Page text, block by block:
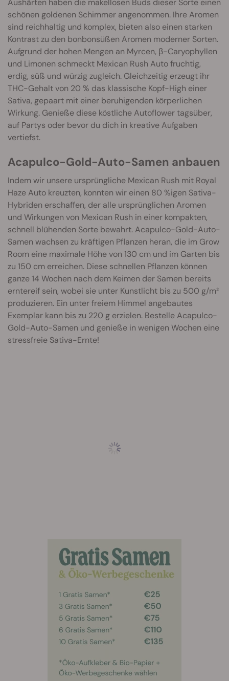
Aushärten haben die makellosen Buds dieser Sorte einen
schönen goldenen Schimmer angenommen. Ihre Aromen
sind reichhaltig und komplex, bieten also einen starken
Kontrast zu den bonbonsüßen Aromen moderner Sorten.
Aufgrund der hohen Mengen an Myrcen, β-Caryophyllen
und Limonen schmeckt Mexican Rush Auto fruchtig,
erdig, süß und würzig zugleich. Gleichzeitig erzeugt ihr
THC-Gehalt von 20 % das klassische Kopf-High einer
Sativa, gepaart mit einer beruhigenden körperlichen
Wirkung. Genieße diese köstliche Autoflower tagsüber,
auf Partys oder bevor du dich in kreative Aufgaben
vertiefst.
Acapulco-Gold-Auto-Samen anbauen
Indem wir unsere ursprüngliche Mexican Rush mit Royal
Haze Auto kreuzten, konnten wir einen 80 %igen Sativa-
Hybriden erschaffen, der alle ursprünglichen Aromen
und Wirkungen von Mexican Rush in einer kompakten,
schnell blühenden Sorte bewahrt. Acapulco-Gold-Auto-
Samen wachsen zu kräftigen Pflanzen heran, die im Grow
Room eine maximale Höhe von 130 cm und im Garten bis
zu 150 cm erreichen. Diese schnellen Pflanzen können
ganze 14 Wochen nach dem Keimen der Samen bereits
erntereif sein, wobei sie unter Kunstlicht bis zu 500 g/m²
produzieren. Ein unter freiem Himmel angebautes
Exemplar kann bis zu 220 g erzielen. Bestelle Acapulco-
Gold-Auto-Samen und genieße in wenigen Wochen eine
stressfreie Sativa-Ernte!